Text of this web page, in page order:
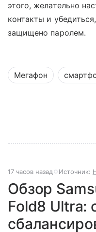
этого, желательно
контакты и
защищено паролем.
Мегафон
17 часов назад Источник:
Обзор
Fold8 Ultra: